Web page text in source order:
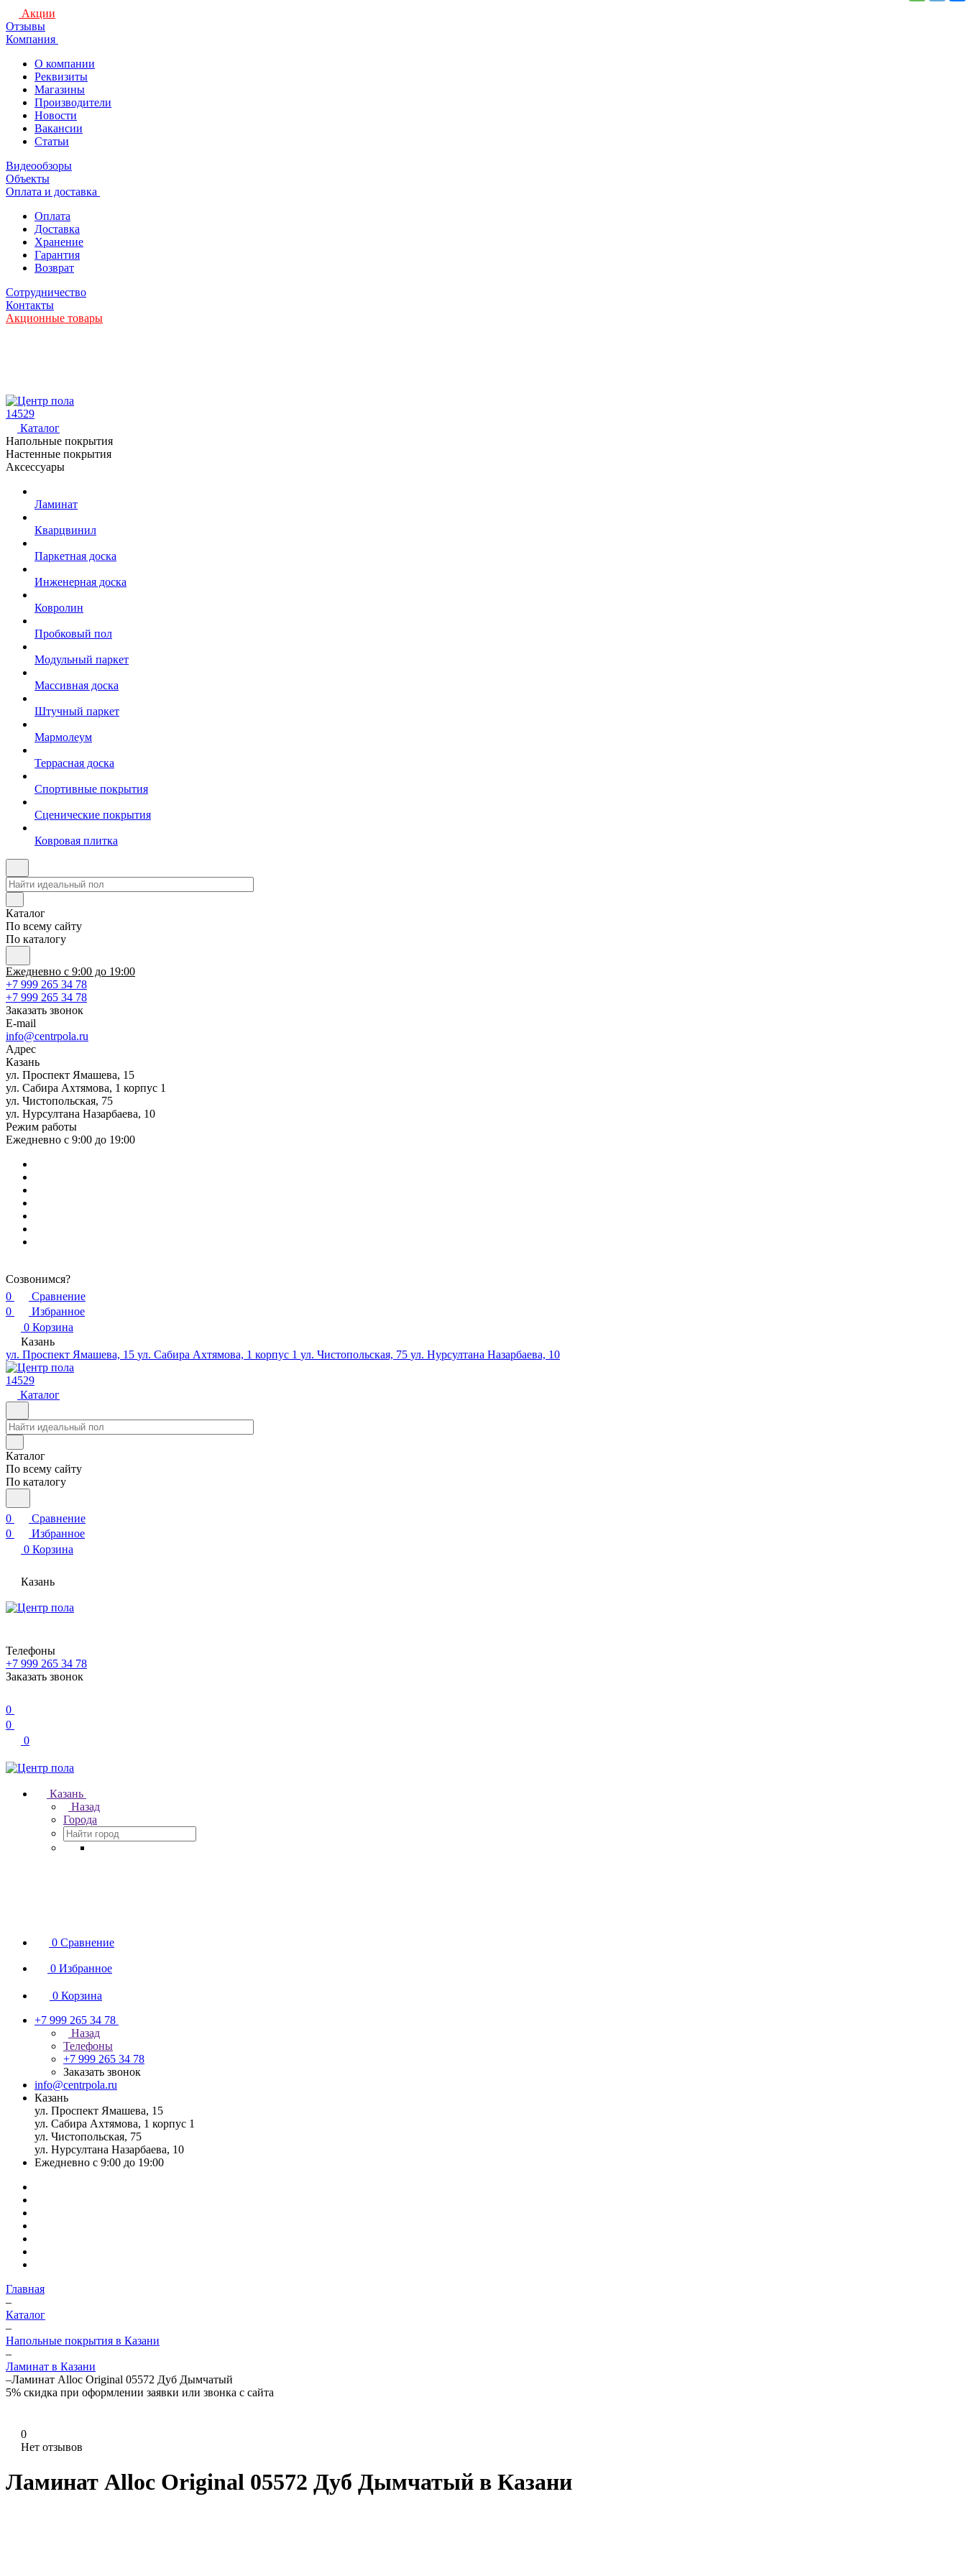
Акции
Отзывы
Компания
О компании
Реквизиты
Магазины
Производители
Новости
Вакансии
Статьи
Видеообзоры
Объекты
Оплата и доставка
Оплата
Доставка
Хранение
Гарантия
Возврат
Сотрудничество
Контакты
Акционные товары
14529
Каталог
Напольные покрытия
Настенные покрытия
Аксессуары
Ламинат
Кварцвинил
Паркетная доска
Инженерная доска
Ковролин
Пробковый пол
Модульный паркет
Массивная доска
Штучный паркет
Мармолеум
Террасная доска
Спортивные покрытия
Сценические покрытия
Ковровая плитка
Каталог
По всему сайту
По каталогу
Ежедневно с 9:00 до 19:00
+7 999 265 34 78
+7 999 265 34 78
Заказать звонок
E-mail
info@centrpola.ru
Адрес
Казань
ул. Проспект Ямашева, 15
ул. Сабира Ахтямова, 1 корпус 1
ул. Чистопольская, 75
ул. Нурсултана Назарбаева, 10
Режим работы
Ежедневно с 9:00 до 19:00
Созвонимся?
0
Сравнение
0
Избранное
0 Корзина
Казань
ул. Проспект Ямашева, 15 ул. Сабира Ахтямова, 1 корпус 1 ул. Чистопольская, 75 ул. Нурсултана Назарбаева, 10
14529
Каталог
Каталог
По всему сайту
По каталогу
0
Сравнение
0
Избранное
0 Корзина
Казань
Телефоны
+7 999 265 34 78
Заказать звонок
0
0
0
Казань
Назад
Города
0 Сравнение
0 Избранное
0 Корзина
+7 999 265 34 78
Назад
Телефоны
+7 999 265 34 78
Заказать звонок
info@centrpola.ru
Казань
ул. Проспект Ямашева, 15
ул. Сабира Ахтямова, 1 корпус 1
ул. Чистопольская, 75
ул. Нурсултана Назарбаева, 10
Ежедневно с 9:00 до 19:00
Главная
–
Каталог
–
Напольные покрытия в Казани
–
Ламинат в Казани
–Ламинат Alloc Original 05572 Дуб Дымчатый
5% скидка при оформлении заявки или звонка с сайта
0
Нет отзывов
Ламинат Alloc Original 05572 Дуб Дымчатый в Казани